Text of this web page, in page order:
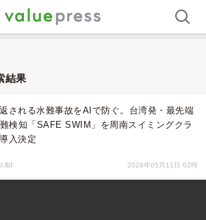
結果
される水難事故をAIで防ぐ。台湾発・最先端
検知「SAFE SWIM」を周南スイミングクラ
入決定
2026年05月11日 02時